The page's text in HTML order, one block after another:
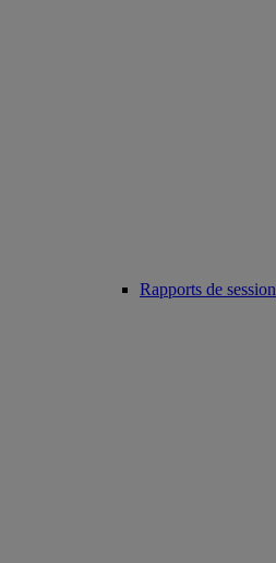
Rapports de session